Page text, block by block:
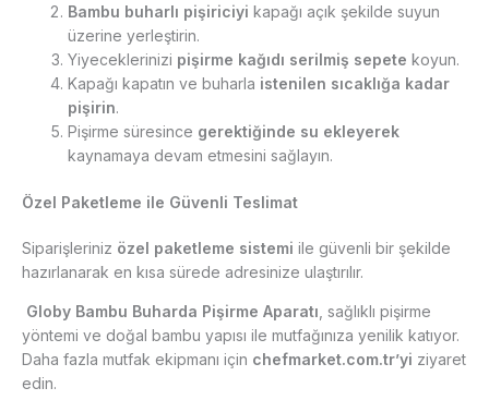
Bambu buharlı pişiriciyi kapağı açık şekilde suyun
üzerine yerleştirin.
Yiyeceklerinizi pişirme kağıdı serilmiş sepete koyun.
Kapağı kapatın ve buharla istenilen sıcaklığa kadar
pişirin.
Pişirme süresince gerektiğinde su ekleyerek
kaynamaya devam etmesini sağlayın.
Özel Paketleme ile Güvenli Teslimat
Siparişleriniz özel paketleme sistemi ile güvenli bir şekilde
hazırlanarak en kısa sürede adresinize ulaştırılır.
Globy Bambu Buharda Pişirme Aparatı , sağlıklı pişirme
yöntemi ve doğal bambu yapısı ile mutfağınıza yenilik katıyor.
Daha fazla mutfak ekipmanı için chefmarket.com.tr’yi ziyaret
edin.